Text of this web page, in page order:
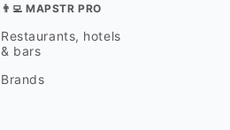
👨‍💻 MAPSTR PRO
Restaurants, hotels
& bars
Brands